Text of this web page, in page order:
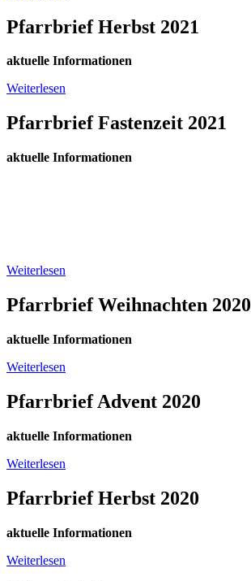
Pfarrbrief Herbst 2021
aktuelle Informationen
Weiterlesen
Pfarrbrief Fastenzeit 2021
aktuelle Informationen
Weiterlesen
Pfarrbrief Weihnachten 2020
aktuelle Informationen
Weiterlesen
Pfarrbrief Advent 2020
aktuelle Informationen
Weiterlesen
Pfarrbrief Herbst 2020
aktuelle Informationen
Weiterlesen